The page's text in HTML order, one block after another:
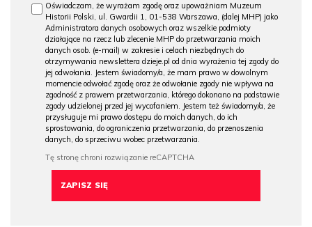
Oświadczam, że wyrażam zgodę oraz upoważniam Muzeum
Historii Polski, ul. Gwardii 1, 01-538 Warszawa, (dalej MHP) jako
Administratora danych osobowych oraz wszelkie podmioty
działające na rzecz lub zlecenie MHP do przetwarzania moich
danych osob. (e-mail) w zakresie i celach niezbędnych do
otrzymywania newslettera dzieje.pl od dnia wyrażenia tej zgody do
jej odwołania. Jestem świadomy/a, że mam prawo w dowolnym
momencie odwołać zgodę oraz że odwołanie zgody nie wpływa na
zgodność z prawem przetwarzania, którego dokonano na podstawie
zgody udzielonej przed jej wycofaniem. Jestem też świadomy/a, że
przysługuje mi prawo dostępu do moich danych, do ich
sprostowania, do ograniczenia przetwarzania, do przenoszenia
danych, do sprzeciwu wobec przetwarzania.